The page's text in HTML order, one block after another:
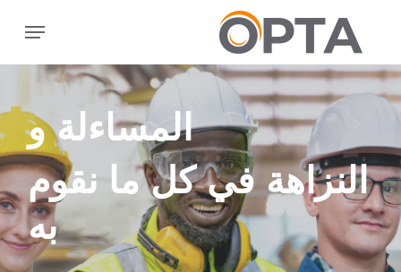
القائمة
المساءلة و
النزاهة في كل ما نقوم
به